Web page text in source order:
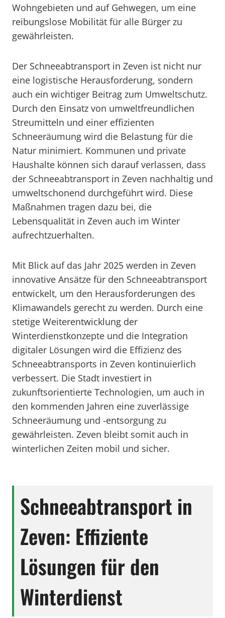
Wohngebieten und auf Gehwegen, um eine
reibungslose Mobilität für alle Bürger zu
gewährleisten.
Der Schneeabtransport in Zeven ist nicht nur
eine logistische Herausforderung, sondern
auch ein wichtiger Beitrag zum Umweltschutz.
Durch den Einsatz von umweltfreundlichen
Streumitteln und einer effizienten
Schneeräumung wird die Belastung für die
Natur minimiert. Kommunen und private
Haushalte können sich darauf verlassen, dass
der Schneeabtransport in Zeven nachhaltig und
umweltschonend durchgeführt wird. Diese
Maßnahmen tragen dazu bei, die
Lebensqualität in Zeven auch im Winter
aufrechtzuerhalten.
Mit Blick auf das Jahr 2025 werden in Zeven
innovative Ansätze für den Schneeabtransport
entwickelt, um den Herausforderungen des
Klimawandels gerecht zu werden. Durch eine
stetige Weiterentwicklung der
Winterdienstkonzepte und die Integration
digitaler Lösungen wird die Effizienz des
Schneeabtransports in Zeven kontinuierlich
verbessert. Die Stadt investiert in
zukunftsorientierte Technologien, um auch in
den kommenden Jahren eine zuverlässige
Schneeräumung und -entsorgung zu
gewährleisten. Zeven bleibt somit auch in
winterlichen Zeiten mobil und sicher.
Schneeabtransport in
Zeven: Effiziente
Lösungen für den
Winterdienst